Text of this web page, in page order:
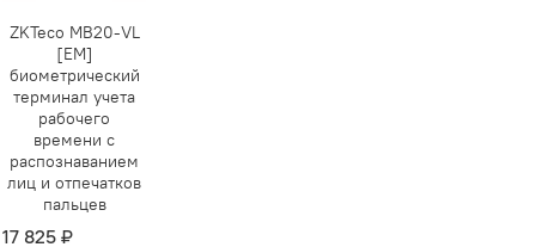
ZKTeco MB20-VL
[EM]
биометрический
терминал учета
рабочего
времени с
распознаванием
лиц и отпечатков
пальцев
17 825 ₽